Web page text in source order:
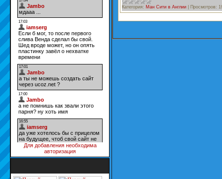
Для добавления необходима
авторизация
Категория: Ман Сити в Англии Просмотров: